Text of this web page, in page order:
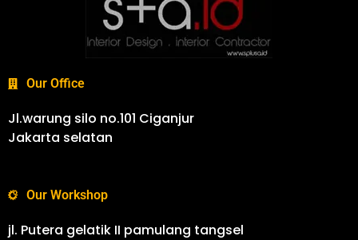
Our Office
Jl.warung silo no.101 Ciganjur
Jakarta selatan
Our Workshop
jl. Putera gelatik II pamulang tangsel